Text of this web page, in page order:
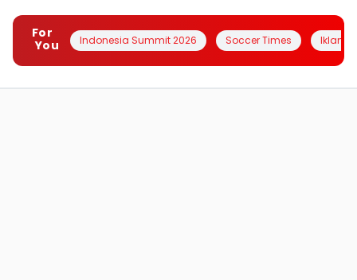
For
You
Indonesia Summit 2026 Soccer Times Iklanin